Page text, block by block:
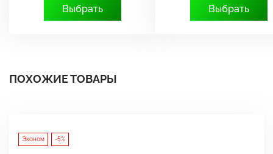
Выбрать Выбрать
ПОХОЖИЕ ТОВАРЫ
Эконом -5%